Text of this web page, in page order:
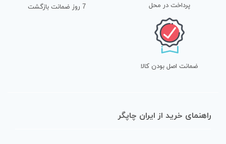
ذخیره نام، ایمیل و وبسایت من در مرورگر برای زمانی که دوباره دیدگاهی
پرداخت در محل 7 روز ضمانت بازگشت
ضمانت اصل بودن کالا
راهنمای خرید از ایران چاپگر